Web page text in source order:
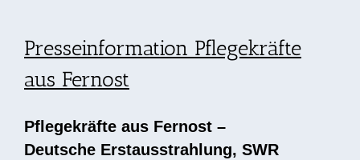
Presseinformation Pflegekräfte
aus Fernost
Pflegekräfte aus Fernost –
Deutsche Erstausstrahlung, SWR